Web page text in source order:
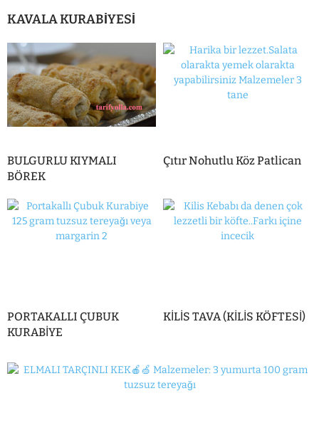
KAVALA KURABİYESİ
BULGURLU KIYMALI
BÖREK
Çıtır Nohutlu Köz Patlican
PORTAKALLI ÇUBUK
KURABİYE
KİLİS TAVA (KİLİS KÖFTESİ)